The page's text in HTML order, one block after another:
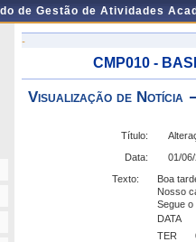
de Gestão de Atividades
-
CMP010 -
Visualização de Notícia
Título:
Data:
01/
Texto:
Boa
Nosso
Segue
DATA
TER